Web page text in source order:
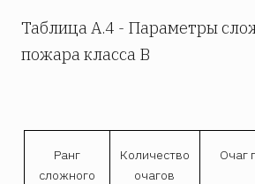
Таблица А.4 - Параметры
пожара класса В
Ранг
сложного
Количество
очагов
Очаг